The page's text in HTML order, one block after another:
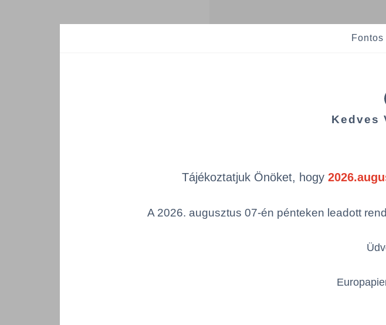
Kedves
Tájékoztatjuk Önöket, hogy
A 2026. augusztus 07-én pénteken leadott